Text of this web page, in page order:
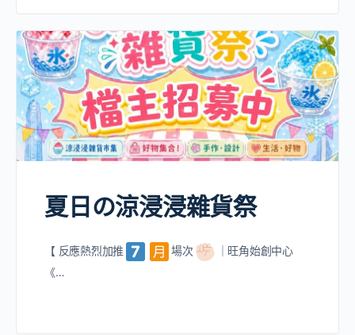
夏日の涼浸浸雜貨祭
【 反應熱烈加推 場次
｜旺角始創中心
《…